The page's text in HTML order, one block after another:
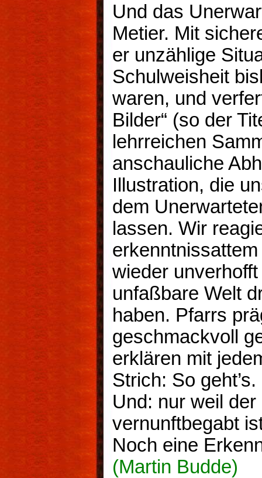
Und das
Metier. Mit
er unzählige
Schulweisheit
waren, und
Bilder“ (so der
lehrreichen
anschauliche
Illustration, die
dem
lassen. Wir
wieder
unfaßbare Welt
haben. Pfarrs
geschmackvoll
erklären mit
Strich: So
Und: nur weil
vernunftbegabt
Noch eine
(Martin Budde)